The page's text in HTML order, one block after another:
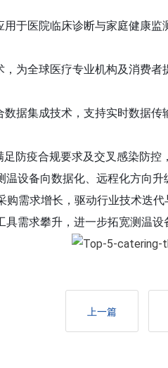
于医院临床诊断与家庭健康监
为全球医疗专业机构及消费者
据集成技术，支持实时数据传
防疫合规要求及交叉感染防控
设备向数据化、远程化方向升
需求增长，驱动行业技术迭代
需求攀升，进一步拓宽测温设
上一篇